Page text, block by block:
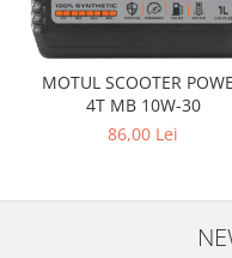
MOTUL SCOOTER
4T MB 10W-30
86,00 Lei